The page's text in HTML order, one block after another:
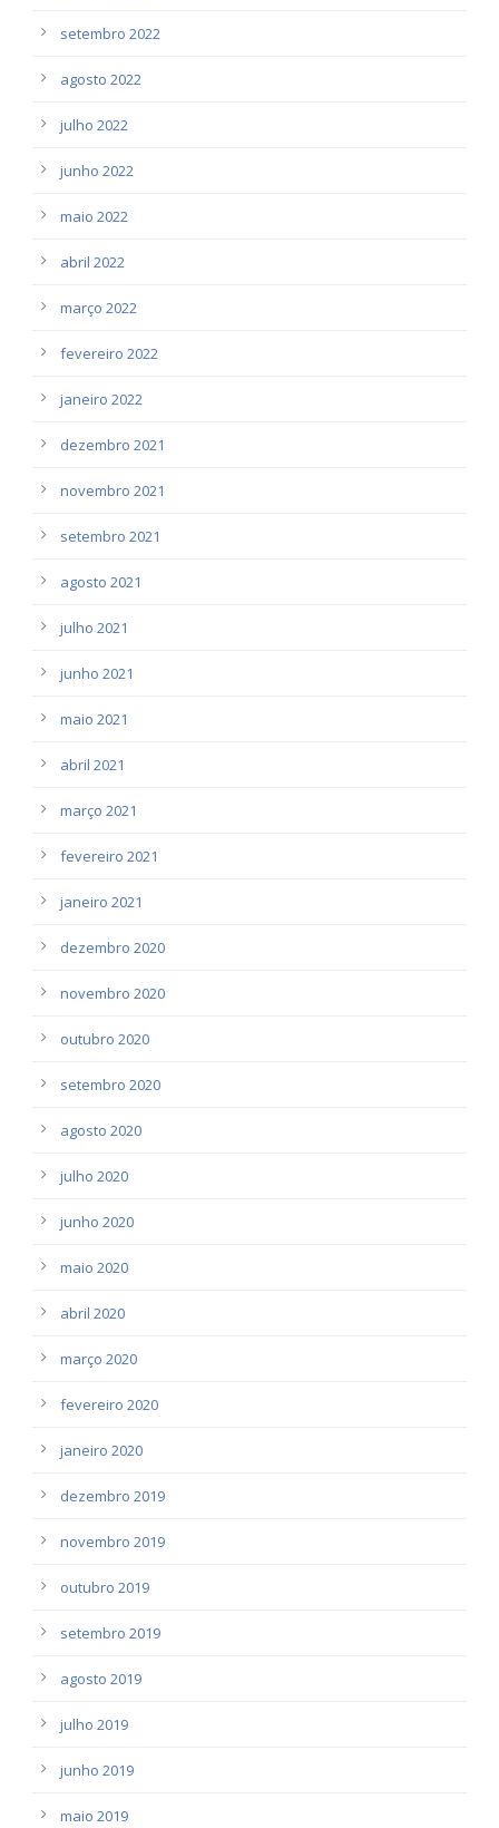
setembro 2022
agosto 2022
julho 2022
junho 2022
maio 2022
abril 2022
março 2022
fevereiro 2022
janeiro 2022
dezembro 2021
novembro 2021
setembro 2021
agosto 2021
julho 2021
junho 2021
maio 2021
abril 2021
março 2021
fevereiro 2021
janeiro 2021
dezembro 2020
novembro 2020
outubro 2020
setembro 2020
agosto 2020
julho 2020
junho 2020
maio 2020
abril 2020
março 2020
fevereiro 2020
janeiro 2020
dezembro 2019
novembro 2019
outubro 2019
setembro 2019
agosto 2019
julho 2019
junho 2019
maio 2019